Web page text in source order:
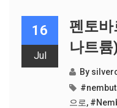
16
Jul
펜토
나트륨
By
으로,